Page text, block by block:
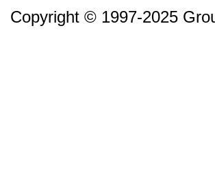
Copyright © 1997-2025